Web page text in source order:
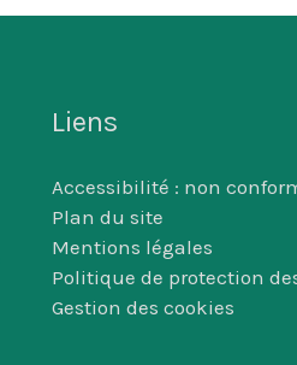
Liens
Accessibilité : non
Plan du site
Mentions légales
Politique de protection
Gestion des cookies